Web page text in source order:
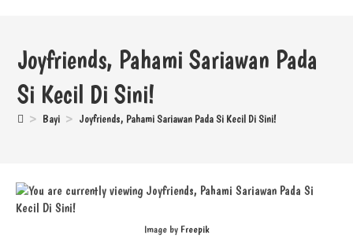
Joyfriends, Pahami Sariawan Pada
Si Kecil Di Sini!
> Bayi > Joyfriends, Pahami Sariawan Pada Si Kecil Di Sini!
Image by Freepik